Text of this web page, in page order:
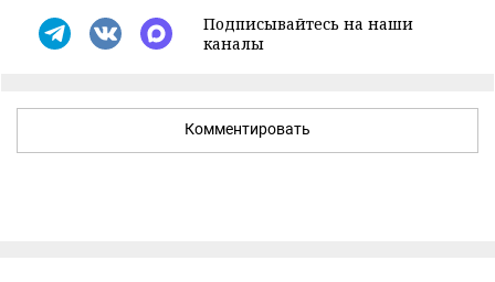
Подписывайтесь на наши
каналы
Комментировать